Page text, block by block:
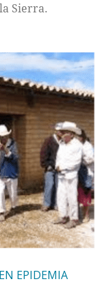
Sierra.
EPIDEMIA